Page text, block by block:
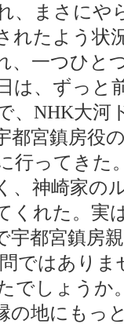
、まさにや
れたよう状
、一つひと
は、ずっと
、NHK大河
都宮鎮房役
行ってきた
、神崎家の
くれた。実
宇都宮鎮房
ではあり
でしょうか
の地にもっ